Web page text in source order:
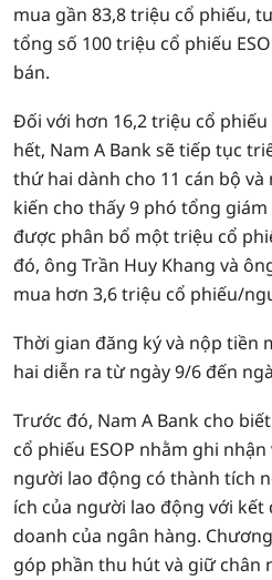
mua gần 83,8 triệu cổ phiếu,
tổng số 100 triệu cổ phiếu
bán.
Đối với hơn 16,2 triệu cổ
hết, Nam A Bank sẽ tiếp tục
thứ hai dành cho 11 cán bộ
kiến cho thấy 9 phó tổng
được phân bổ một triệu cổ
đó, ông Trần Huy Khang và
mua hơn 3,6 triệu cổ phiếu/
Thời gian đăng ký và nộp tiền
hai diễn ra từ ngày 9/6 đến
Trước đó, Nam A Bank cho
cổ phiếu ESOP nhằm ghi
người lao động có thành tích
ích của người lao động với
doanh của ngân hàng.
góp phần thu hút và giữ chân